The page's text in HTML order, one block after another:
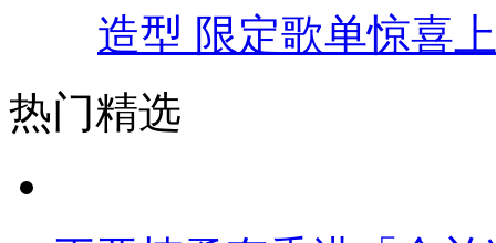
造型 限定歌单惊喜
热门精选